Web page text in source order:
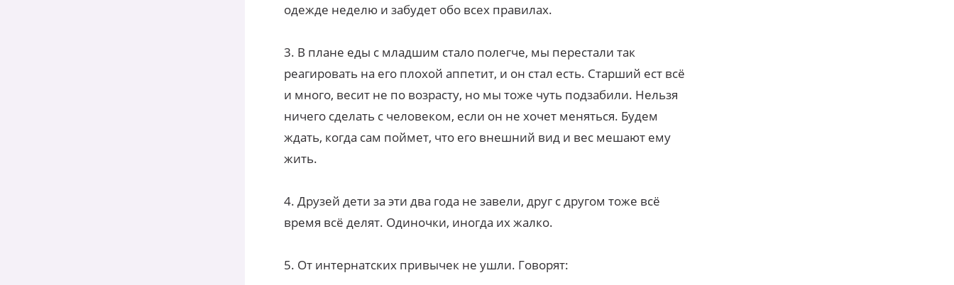
одежде неделю и забудет обо всех правилах.
3. В плане еды с младшим стало полегче, мы перестали так
реагировать на его плохой аппетит, и он стал есть. Старший ест всё
и много, весит не по возрасту, но мы тоже чуть подзабили. Нельзя
ничего сделать с человеком, если он не хочет меняться. Будем
ждать, когда сам поймет, что его внешний вид и вес мешают ему
жить.
4. Друзей дети за эти два года не завели, друг с другом тоже всё
время всё делят. Одиночки, иногда их жалко.
5. От интернатских привычек не ушли. Говорят: